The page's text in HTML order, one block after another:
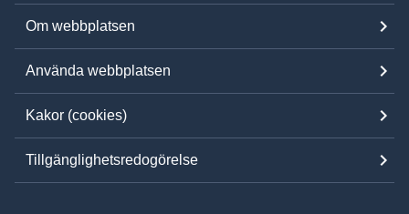
Om webbplatsen
Använda webbplatsen
Kakor (cookies)
Tillgänglighetsredogörelse